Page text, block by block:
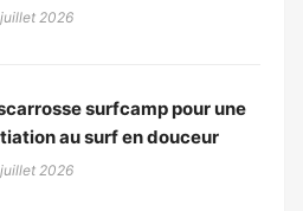
2026
surfcamp pour une
au surf en douceur
2026